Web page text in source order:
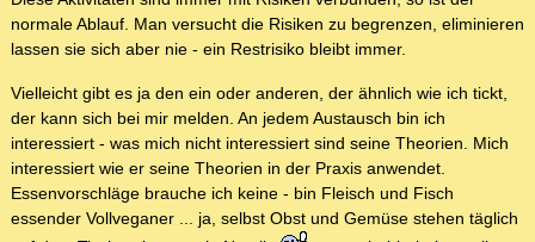
normale Ablauf. Man versucht die Risiken zu begrenzen, eliminieren
lassen sie sich aber nie - ein Restrisiko bleibt immer.
Vielleicht gibt es ja den ein oder anderen, der ähnlich wie ich tickt,
der kann sich bei mir melden. An jedem Austausch bin ich
interessiert - was mich nicht interessiert sind seine Theorien. Mich
interessiert wie er seine Theorien in der Praxis anwendet.
Essenvorschläge brauche ich keine - bin Fleisch und Fisch
essender Vollveganer ... ja, selbst Obst und Gemüse stehen täglich